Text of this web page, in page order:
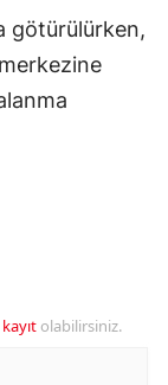
götürülürken,
kayıt olabilirsiniz.